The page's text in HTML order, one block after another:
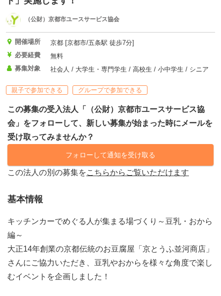
（公財）京都市ユースサービス協会
開催場所
京都 [京都市/五条駅 徒歩7分]
必要経費
無料
募集対象
社会人 / 大学生・専門学生 / 高校生 / 小中学生 / シニア
親子で参加できる グループで参加できる
この募集の受入法人「（公財）京都市ユースサービス協
会」をフォローして、新しい募集が始まった時にメールを
受け取ってみませんか？
フォローして通知を受け取る
この法人の別の募集をこちらからご覧いただけます
基本情報
キッチンカーでめぐる人が集まる場づくり～豆乳・おから
編～
大正14年創業の京都伝統のお豆腐屋「京とうふ並河商店」
さんにご協力いただき、豆乳やおからを様々な角度で楽し
むイベントを企画しました！